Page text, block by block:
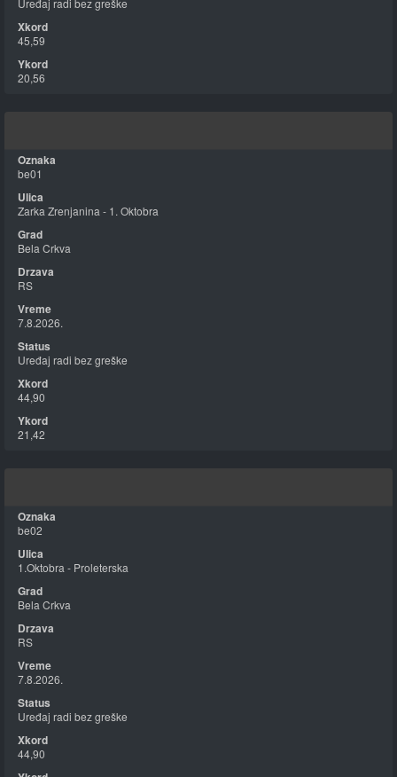
Uređaj radi bez greške
45,59
20,56
be01
Zarka Zrenjanina - 1. Oktobra
Bela Crkva
RS
7.8.2026.
Uređaj radi bez greške
44,90
21,42
be02
1.Oktobra - Proleterska
Bela Crkva
RS
7.8.2026.
Uređaj radi bez greške
44,90